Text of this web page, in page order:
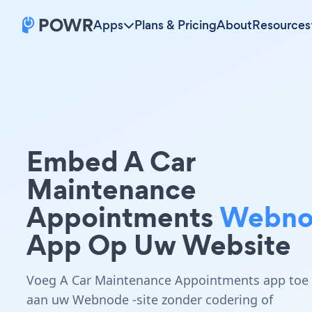
Apps Plans & PricingAboutResources
Embed A Car
Maintenance
Appointments
App Op Uw Website
Voeg A Car Maintenance Appointments app toe
aan uw Webnode -site zonder codering of